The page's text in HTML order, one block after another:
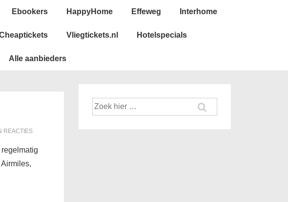
Ebookers HappyHome Effeweg Interhome
Vliegtickets.nl Hotelspecials
Alle aanbieders
REACTIES
Zoek
naar: